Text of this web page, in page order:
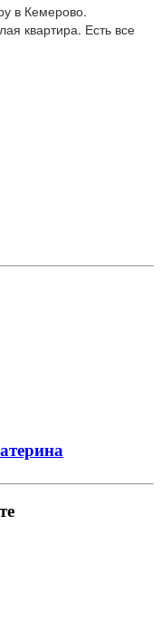
в Кемерово.
квартира. Есть все